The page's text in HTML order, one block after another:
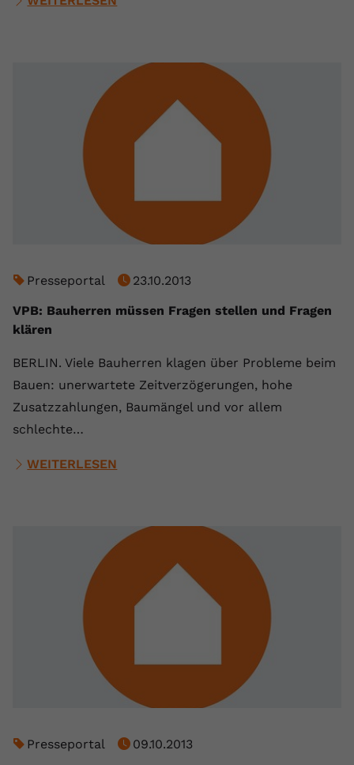
Presseportal
23.10.2013
VPB: Bauherren müssen Fragen stellen und Fragen
klären
BERLIN. Viele Bauherren klagen über Probleme beim
Bauen: unerwartete Zeitverzögerungen, hohe
Zusatzzahlungen, Baumängel und vor allem
schlechte…
WEITERLESEN
Presseportal
09.10.2013